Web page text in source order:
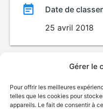
Gérer le
Pour offrir les meilleures
telles que les cookies pour
appareils. Le fait de consentir à
Date de
25 avril 2018